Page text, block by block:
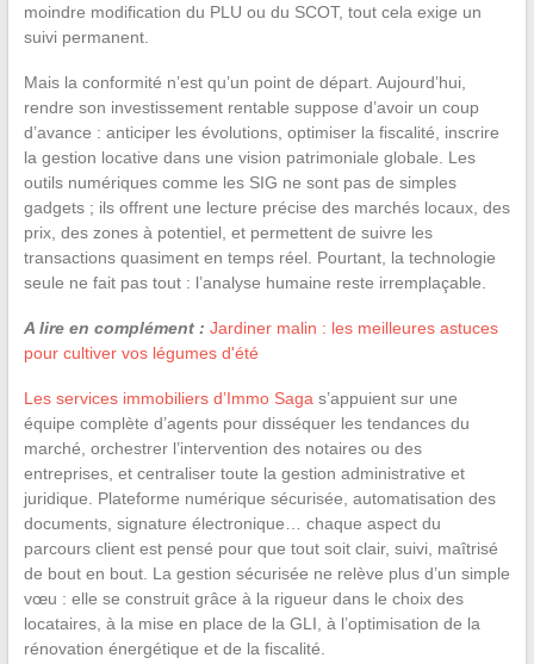
moindre modification du PLU ou du SCOT, tout cela exige un
suivi permanent.
Mais la conformité n’est qu’un point de départ. Aujourd’hui,
rendre son investissement rentable suppose d’avoir un coup
d’avance : anticiper les évolutions, optimiser la fiscalité, inscrire
la gestion locative dans une vision patrimoniale globale. Les
outils numériques comme les SIG ne sont pas de simples
gadgets ; ils offrent une lecture précise des marchés locaux, des
prix, des zones à potentiel, et permettent de suivre les
transactions quasiment en temps réel. Pourtant, la technologie
seule ne fait pas tout : l’analyse humaine reste irremplaçable.
A lire en complément : Jardiner malin : les meilleures astuces
pour cultiver vos légumes d'été
Les services immobiliers d’Immo Saga s’appuient sur une
équipe complète d’agents pour disséquer les tendances du
marché, orchestrer l’intervention des notaires ou des
entreprises, et centraliser toute la gestion administrative et
juridique. Plateforme numérique sécurisée, automatisation des
documents, signature électronique… chaque aspect du
parcours client est pensé pour que tout soit clair, suivi, maîtrisé
de bout en bout. La gestion sécurisée ne relève plus d’un simple
vœu : elle se construit grâce à la rigueur dans le choix des
locataires, à la mise en place de la GLI, à l’optimisation de la
rénovation énergétique et de la fiscalité.